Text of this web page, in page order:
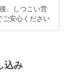
、しつこい営
ご安心ください
込み